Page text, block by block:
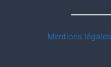
Mentions légales